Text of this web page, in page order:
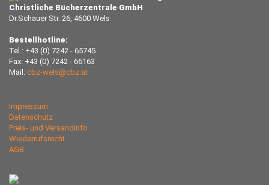
Christliche Bücherzentrale GmbH
Dr.Schauer Str. 26, 4600 Wels
Bestellhotline:
Tel.: +43 (0) 7242 - 65745
Fax: +43 (0) 7242 - 66163
Mail: cbz-wels@cbz.at
Impressum
Datenschutz
Preis- und Versandinfo
Wiederrufsrecht
AGB